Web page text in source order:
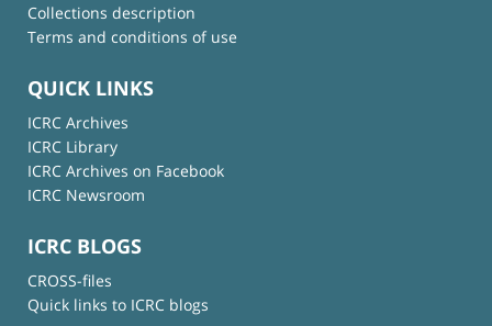
Collections description
Terms and conditions of use
QUICK LINKS
ICRC Archives
ICRC Library
ICRC Archives on Facebook
ICRC Newsroom
ICRC BLOGS
CROSS-files
Quick links to ICRC blogs